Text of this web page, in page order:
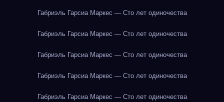
Габриэль Гарсиа Маркес — Сто лет одиночества
Габриэль Гарсиа Маркес — Сто лет одиночества
Габриэль Гарсиа Маркес — Сто лет одиночества
Габриэль Гарсиа Маркес — Сто лет одиночества
Габриэль Гарсиа Маркес — Сто лет одиночества